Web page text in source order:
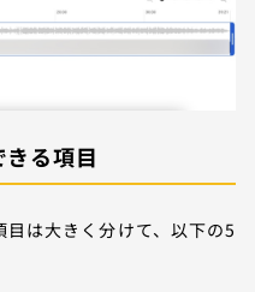
る項目
は大きく分けて、以下の5